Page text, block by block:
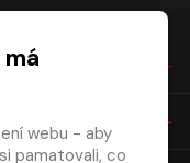
webu - aby
pamatovali, co